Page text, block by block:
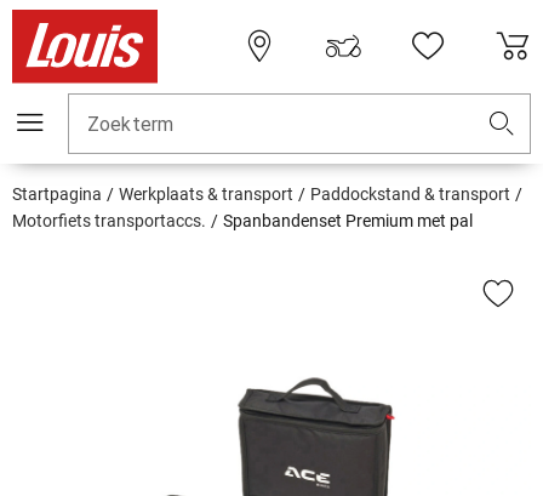
Zoekterm
Startpagina Werkplaats & transport
Paddockstand & transport
Motorfiets transportaccs.
Spanbandenset Premium met pal